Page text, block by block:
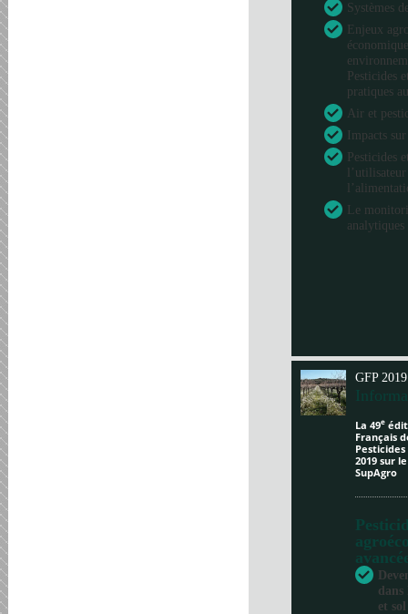
Systèmes
Enjeux
Pesticides
pratiques
Air et
Impacts
Pesticides
Le
GFP 2019
La 49e
Français
2019 sur
SupAgro
dans
et sol